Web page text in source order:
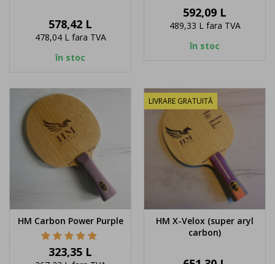
Pret
578,42 L
478,04 L fara TVA
în stoc
Pret
592,09 L
489,33 L fara TVA
în stoc
HM Carbon Power Purple
Pret
323,35 L
LIVRARE GRATUITĂ
HM X-Velox (super aryl
carbon)